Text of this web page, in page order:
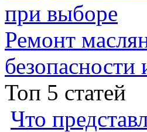
при выборе
Ремонт
безопасности
Топ 5 статей
Что